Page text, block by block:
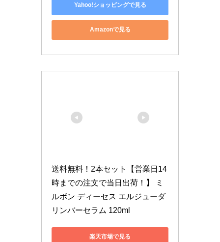
Yahoo!ショッピングで見る
Amazonで見る
送料無料！2本セット【営業日14
時までの注文で当日出荷！】 ミ
ルボン ディーセス エルジューダ
リンバーセラム 120ml
楽天市場で見る